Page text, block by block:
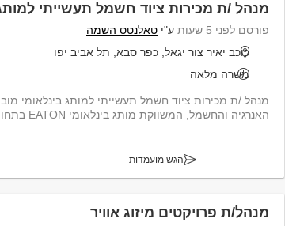
מנהל /ת מכירות ציוד חשמל תעשייתי
פורסם לפני 5 שעות ע"י טאלנטס השמה
כוכב יאיר צור יגאל, כפר סבא, תל אביב יפו
משרה מלאה
האנרגיה והחשמל, המשווקת מותג בינלאומי EATON בתחום החשמל מתח גבוה דרוש/ה ...
הגש מועמדות
מנהל/ת פרויקטים מיזוג אוויר